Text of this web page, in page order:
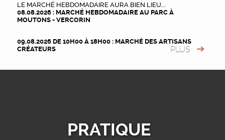
LE MARCHÉ HEBDOMADAIRE AURA BIEN LIEU...
08.08.2026 : MARCHÉ HEBDOMADAIRE AU PARC À
MOUTONS - VERCORIN
09.08.2026 DE 10H00 À 18H00 : MARCHÉ DES ARTISANS
CRÉATEURS
PLUS
PRATIQUE